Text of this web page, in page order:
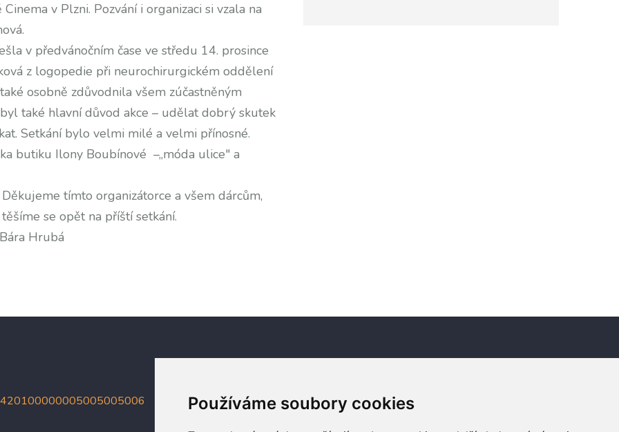
Používáme soubory cookies
v Plzni. Pozvání i organizaci si vzala na
v předvánočním čase ve středu 14. prosince
z logopedie při neurochirurgickém oddělení
osobně zdůvodnila všem zúčastněným
také hlavní důvod akce – udělat dobrý skutek
Setkání bylo velmi milé a velmi přínosné.
butiku Ilony Boubínové –„móda ulice" a
tímto organizátorce a všem dárcům,
se opět na příští setkání.
Newsletter